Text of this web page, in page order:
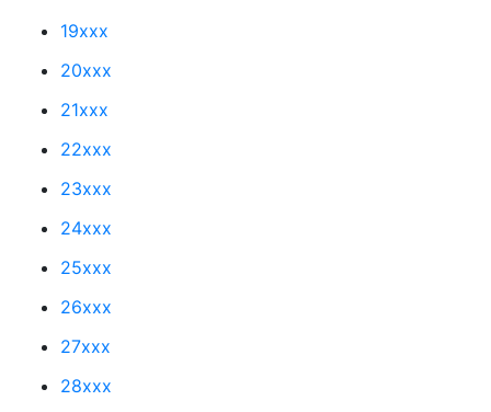
19xxx
20xxx
21xxx
22xxx
23xxx
24xxx
25xxx
26xxx
27xxx
28xxx